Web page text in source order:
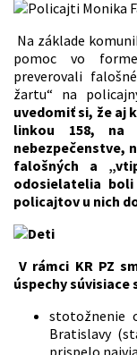
Na základe
pomoc vo
preverovali
žartu“ na
uvedomiť si, že aj
linkou 158,
nebezpečenstve,
falošných a
odosielatelia
policajtov u nich
V rámci KR PZ
úspechy
stotožnenie
Bratislavy